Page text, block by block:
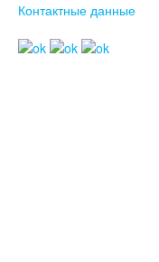
Контактные данные